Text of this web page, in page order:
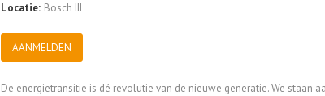
Locatie: Bosch III
AANMELDEN
De energietransitie is dé revolutie van de nieuwe generatie. We